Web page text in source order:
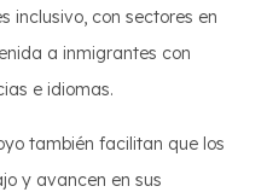
inclusivo, con sectores en
a inmigrantes con
e idiomas.
también facilitan que los
y avancen en sus